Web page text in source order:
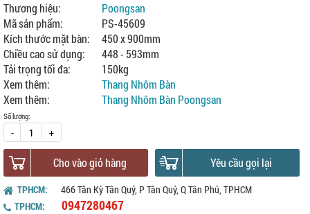
Thương hiệu:
Poongsan
Mã sản phẩm:
PS-45609
Kích thước mặt bàn:
450 x 900mm
Chiều cao sử dụng:
448 - 593mm
Tải trọng tối đa:
150kg
Xem thêm:
Thang Nhôm Bàn
Xem thêm:
Thang Nhôm Bàn Poongsan
Số lượng:
- +
Cho vào giỏ hàng Yêu cầu gọi lại
TPHCM:
466 Tân Kỳ Tân Quý, P Tân Quý, Q Tân Phú, TPHCM
TPHCM:
0947280467